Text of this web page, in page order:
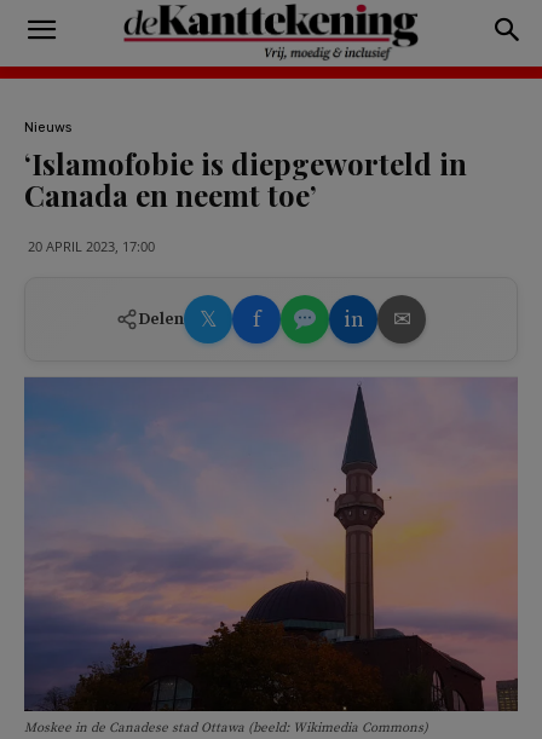
Nieuws
‘Islamofobie is diepgeworteld in
Canada en neemt toe’
20 APRIL 2023, 17:00
Delen 𝕏 f in ✉
Moskee in de Canadese stad Ottawa (beeld: Wikimedia Commons)